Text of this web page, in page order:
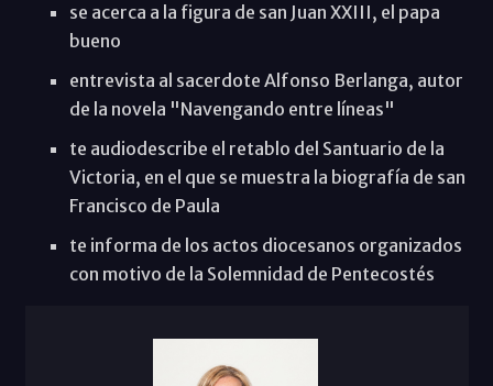
se acerca a la figura de san Juan XXIII, el papa
bueno
entrevista al sacerdote Alfonso Berlanga, autor
de la novela "Navengando entre líneas"
te audiodescribe el retablo del Santuario de la
Victoria, en el que se muestra la biografía de san
Francisco de Paula
te informa de los actos diocesanos organizados
con motivo de la Solemnidad de Pentecostés